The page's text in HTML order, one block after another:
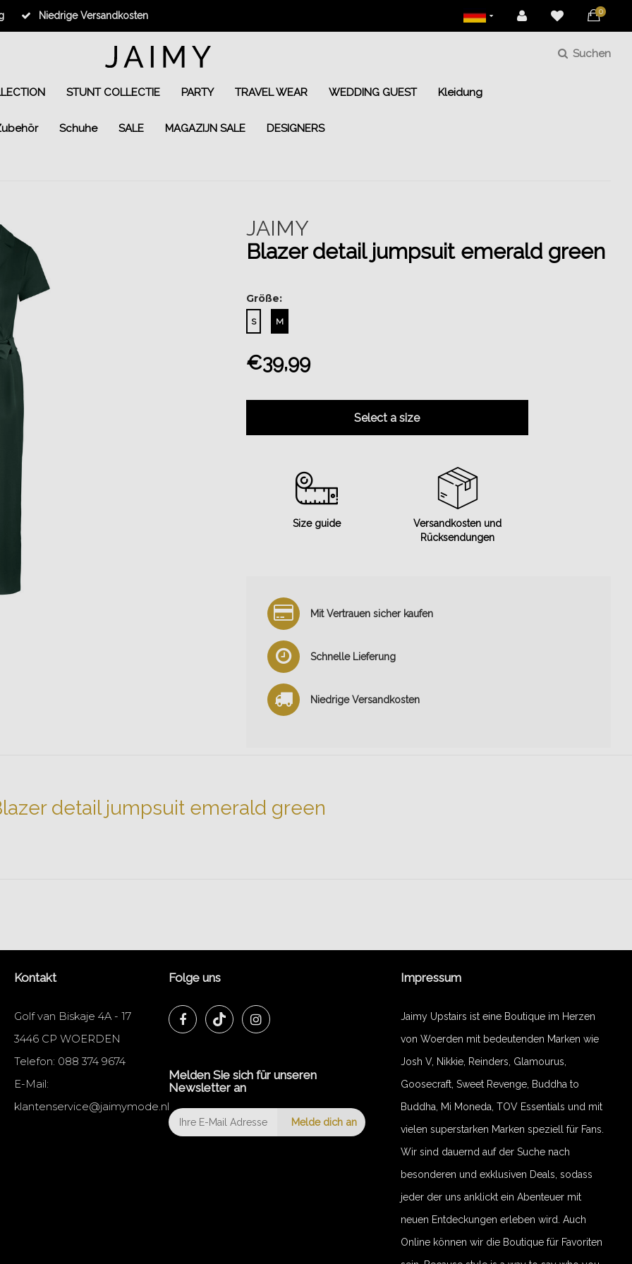
Niedrige Versandkosten 0
Suchen
STUNT COLLECTIE PARTY TRAVEL WEAR WEDDING GUEST Kleidung
Schuhe SALE MAGAZIJN SALE DESIGNERS
JAIMY
Blazer detail jumpsuit emerald green
Größe:
S M
€39,99
Select a size
Size guide
Versandkosten und
Rücksendungen
Mit Vertrauen sicher kaufen
Schnelle Lieferung
Niedrige Versandkosten
detail jumpsuit emerald green
Kontakt
Golf van Biskaje 4A - 17
3446 CP WOERDEN
Telefon: 088 374 9674
E-Mail:
klantenservice@jaimymode.nl
Folge uns
Melden Sie sich für unseren
Newsletter an
Melde dich an
Impressum
Jaimy Upstairs ist eine Boutique im Herzen
von Woerden mit bedeutenden Marken wie
Josh V, Nikkie, Reinders, Glamourus,
Goosecraft, Sweet Revenge, Buddha to
Buddha, Mi Moneda, TOV Essentials und mit
vielen superstarken Marken speziell für Fans.
Wir sind dauernd auf der Suche nach
besonderen und exklusiven Deals, sodass
jeder der uns anklickt ein Abenteuer mit
neuen Entdeckungen erleben wird. Auch
Online können wir die Boutique für Favoriten